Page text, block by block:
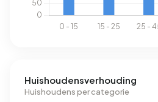
Huishoudensverhouding
Huishoudens per categorie